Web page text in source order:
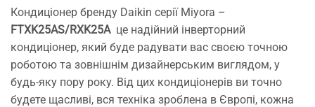
Кондиціонер бренду Daikin серії Miyora –
FTXK25AS/RXK25A це надійний інверторний
кондиціонер, який буде радувати вас своєю точною
роботою та зовнішнім дизайнерським виглядом, у
будь-яку пору року. Від цих кондиціонерів ви точно
будете щасливі, вся техніка зроблена в Європі, кожна